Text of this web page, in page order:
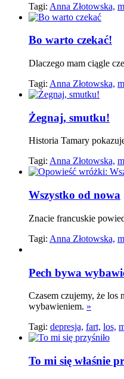
Tagi: Anna Złotowska,
Bo warto czekać!
Dlaczego mam ciągle
Tagi: Anna Złotowska,
Żegnaj, smutku!
Historia Tamary
Tagi: Anna Złotowska,
Wszystko od nowa
Znacie francuskie
Tagi: Anna Złotowska,
Pech bywa
Czasem czujemy, że los
wybawieniem. »
Tagi: depresja, fart, los,
To mi się właśnie